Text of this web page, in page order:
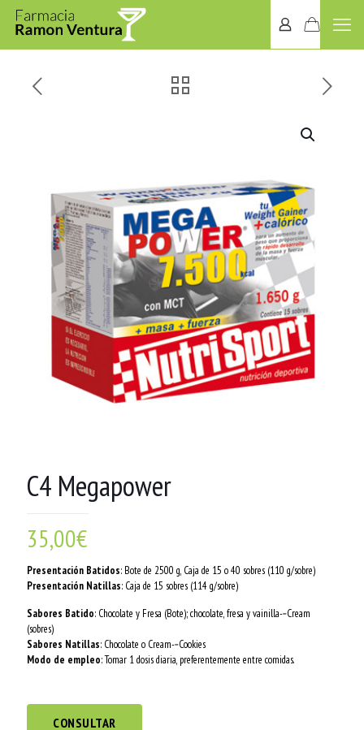
C4 Megapower
35,00€
Presentación Batidos: Bote de 2500 g, Caja de 15 o 40 sobres (110 g/sobre)
Presentación Natillas: Caja de 15 sobres (114 g/sobre)
Sabores Batido: Chocolate y Fresa (Bote); chocolate, fresa y vainilla-­‐Cream
(sobres)
Sabores Natillas: Chocolate o Cream-­‐Cookies
Modo de empleo: Tomar 1 dosis diaria, preferentemente entre comidas.
CONSULTAR